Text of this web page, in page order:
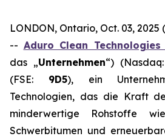
LONDON, Ontario, Oct. 03, 2025
-- Aduro Clean
das „Unternehmen“) (Nasdaq:
(FSE: 9D5), ein
Technologien, das die Kraft
minderwertige Rohstoffe
Schwerbitumen und